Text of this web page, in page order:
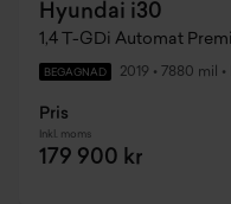
Hyundai i30
BEGAGNAD 2019 • 7880 mil •
Pris
Inkl. moms
179 900 kr